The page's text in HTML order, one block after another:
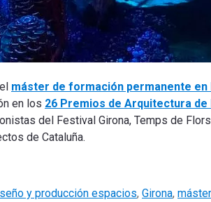
máster de formación permanente en
en los 26 Premios de Arquitectura de
del Festival Girona, Temps de
de Cataluña.
y producción espacios, Girona,